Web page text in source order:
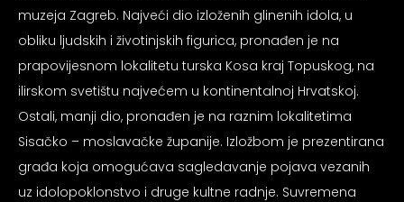
muzeja Zagreb. Najveći dio izloženih glinenih idola, u
obliku ljudskih i životinjskih figurica, pronađen je na
prapovijesnom lokalitetu turska Kosa kraj Topuskog, na
ilirskom svetištu najvećem u kontinentalnoj Hrvatskoj.
Ostali, manji dio, pronađen je na raznim lokalitetima
Sisačko – moslavačke županije. Izložbom je prezentirana
građa koja omogućava sagledavanje pojava vezanih
uz idolopoklonstvo i druge kultne radnje. Suvremena